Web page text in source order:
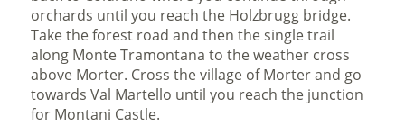
orchards until you reach the Holzbrugg bridge.
Take the forest road and then the single trail
along Monte Tramontana to the weather cross
above Morter. Cross the village of Morter and go
towards Val Martello until you reach the junction
for Montani Castle.